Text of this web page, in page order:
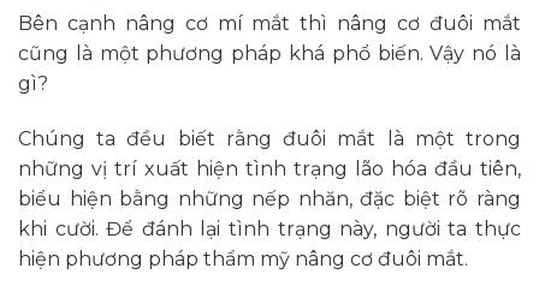
Bên cạnh nâng cơ mí mắt thì nâng cơ đuôi mắt
cũng là một phương pháp khá phổ biến. Vậy nó là
gì?
Chúng ta đều biết rằng đuôi mắt là một trong
những vị trí xuất hiện tình trạng lão hóa đầu tiên,
biểu hiện bằng những nếp nhăn, đặc biệt rõ ràng
khi cười. Để đánh lại tình trạng này, người ta thực
hiện phương pháp thẩm mỹ nâng cơ đuôi mắt.